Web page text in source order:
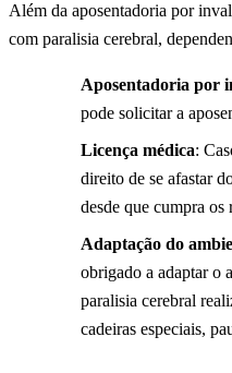
Além da aposentadoria por
com paralisia cerebral,
Aposentadoria por
pode solicitar a
Licença médica:
direito de se afastar
desde que cumpra
Adaptação do
obrigado a adaptar o
paralisia cerebral
cadeiras especiais,